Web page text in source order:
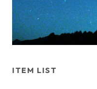
ITEM LIST